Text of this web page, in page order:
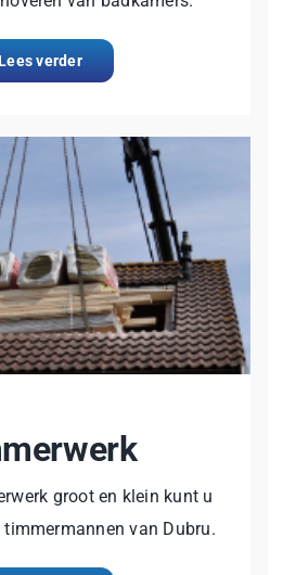
verder
groot en klein kunt u
van Dubru.